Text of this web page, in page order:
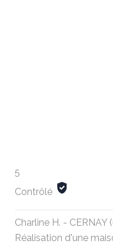
5
Contrôlé
Charline H. - CERNAY
Réalisation d'une